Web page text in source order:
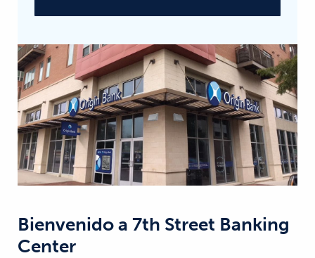
Bienvenido a 7th Street Banking
Center